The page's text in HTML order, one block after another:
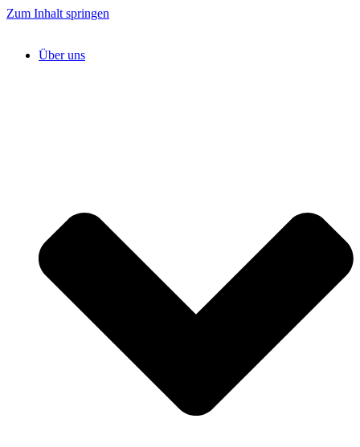
Zum Inhalt springen
Über uns